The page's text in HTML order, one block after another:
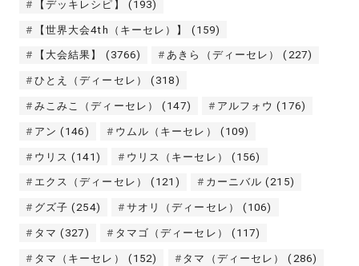
【デッキレシピ】 (193)
【世界大会4th（キーセレ）】 (159)
【大会結果】 (3766) あきら（ディーセレ） (227)
ひとえ（ディーセレ） (318)
みこみこ（ディーセレ） (147) アルフォウ (176)
アン (146) ウムル（キーセレ） (109)
ウリス (141) ウリス（キーセレ） (156)
エクス（ディーセレ） (121) カーニバル (215)
グズ子 (254) サオリ（ディーセレ） (106)
タマ (327) タマゴ（ディーセレ） (117)
タマ（キーセレ） (152) タマ（ディーセレ） (286)